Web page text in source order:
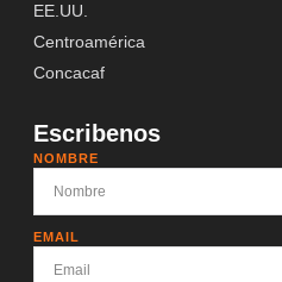
EE.UU.
Centroamérica
Concacaf
Escribenos
NOMBRE
EMAIL